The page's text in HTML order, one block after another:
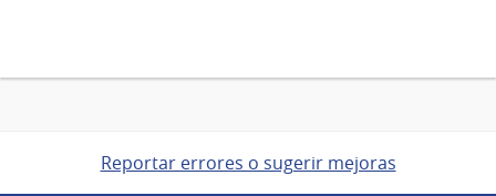
Reportar errores o sugerir mejoras